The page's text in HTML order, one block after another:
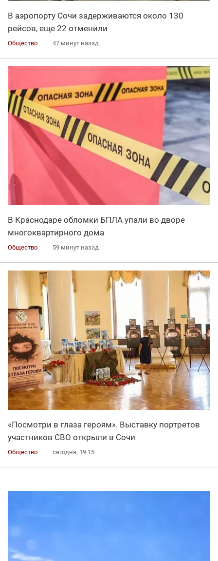
В аэропорту Сочи задерживаются около 130
рейсов, еще 22 отменили
Общество 47 минут назад
В Краснодаре обломки БПЛА упали во дворе
многоквартирного дома
Общество 59 минут назад
«Посмотри в глаза героям». Выставку портретов
участников СВО открыли в Сочи
Общество сегодня, 19:15